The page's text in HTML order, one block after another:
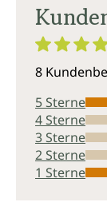
8
5 Sterne
4 Sterne
3 Sterne
2 Sterne
1 Sterne